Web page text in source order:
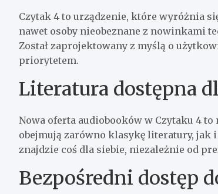
Czytak 4 to urządzenie, które wyróżnia
nawet osoby nieobeznane z nowinkami
Został zaprojektowany z myślą o
priorytetem.
Literatura dostępna
Nowa oferta audiobooków w Czytaku 4
obejmują zarówno klasykę literatury, jak
znajdzie coś dla siebie, niezależnie od
Bezpośredni dostęp